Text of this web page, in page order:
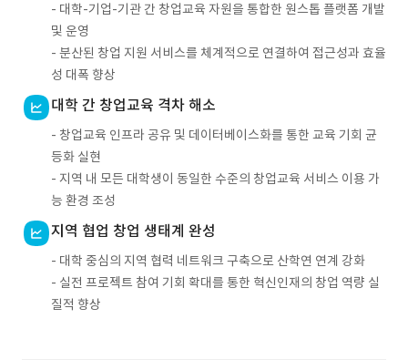
- 대학-기업-기관 간 창업교육 자원을 통합한 원스톱 플랫폼 개발
및 운영
- 분산된 창업 지원 서비스를 체계적으로 연결하여 접근성과 효율
성 대폭 향상
대학 간 창업교육 격차 해소
- 창업교육 인프라 공유 및 데이터베이스화를 통한 교육 기회 균
등화 실현
- 지역 내 모든 대학생이 동일한 수준의 창업교육 서비스 이용 가
능 환경 조성
지역 협업 창업 생태계 완성
- 대학 중심의 지역 협력 네트워크 구축으로 산학연 연계 강화
- 실전 프로젝트 참여 기회 확대를 통한 혁신인재의 창업 역량 실
질적 향상